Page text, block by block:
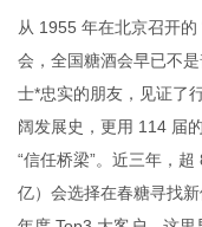
从 1955 年在北京召开
会，全国糖酒会早已不
士*忠实的朋友，见证了
阔发展史，更用 114 届
“信任桥梁”。近三年，
亿）会选择在春糖寻找